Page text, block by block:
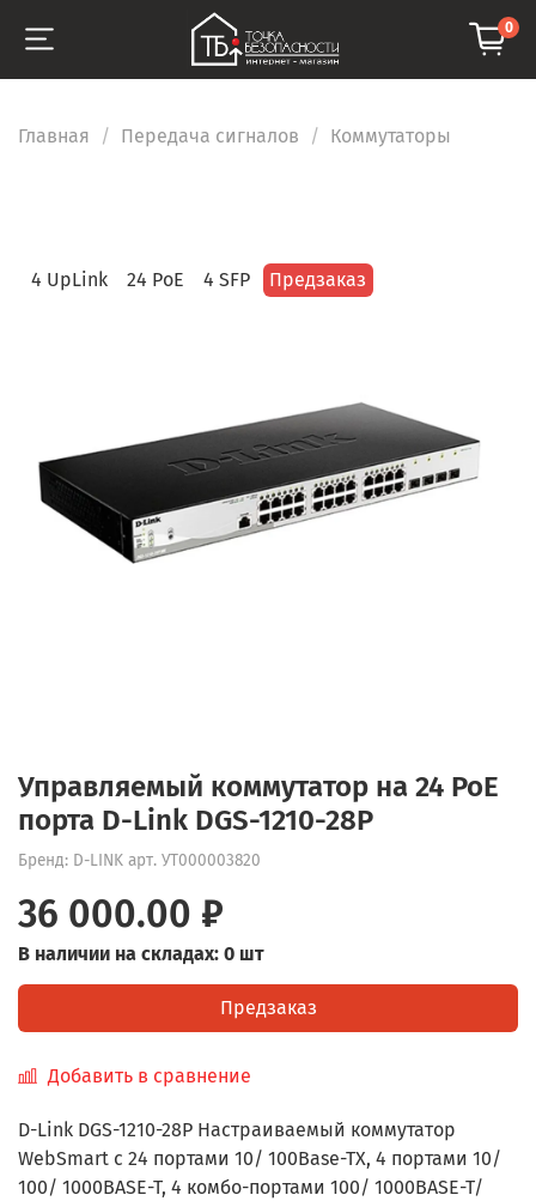
0
Главная Передача сигналов Коммутаторы
4 UpLink 24 PoE 4 SFP Предзаказ
Управляемый коммутатор на 24 PoE
порта D-Link DGS-1210-28P
Бренд: D-LINK арт. УТ000003820
36 000.00 ₽
В наличии на складах: 0 шт
Предзаказ
Добавить в сравнение
D-Link DGS-1210-28P Настраиваемый коммутатор
WebSmart с 24 портами 10/ 100Base-TX, 4 портами 10/
100/ 1000BASE-T, 4 комбо-портами 100/ 1000BASE-T/